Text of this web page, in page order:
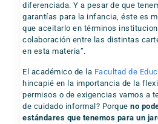
diferenciada. Y a pesar de que
garantías para la infancia, éste es
que aceitarlo en términos
colaboración entre las distintas
en esta materia”.
El académico de la Facultad de
hincapié en la importancia de la
permisos o de exigencias vamos a
de cuidado informal? Porqueno
estándares que tenemos para un